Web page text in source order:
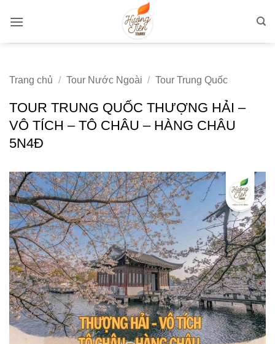
qua
Trang chủ / Tour Nước Ngoài / Tour Trung Quốc
TOUR TRUNG QUỐC THƯỢNG HẢI –
VÔ TÍCH – TÔ CHÂU – HÀNG CHÂU
5N4Đ